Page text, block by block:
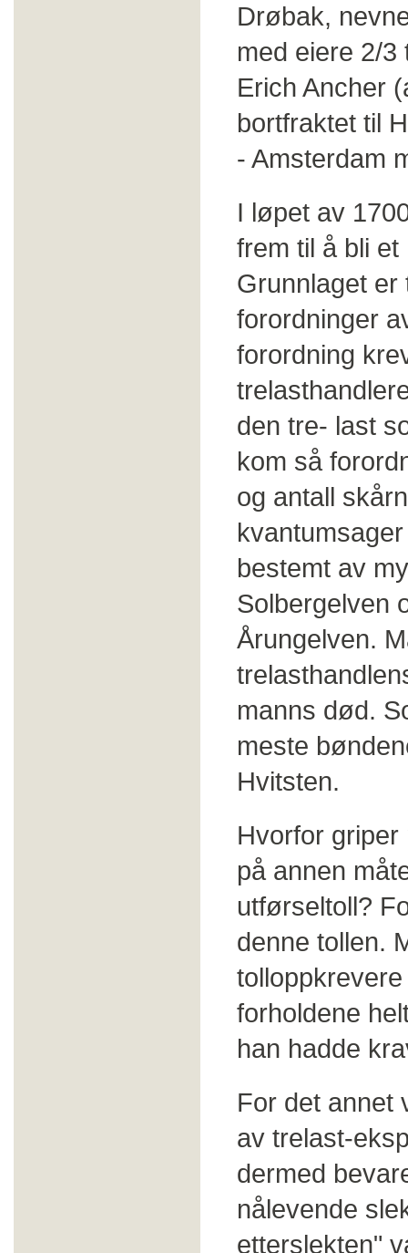
Drøbak,
med eiere 2/3
Erich Ancher
bortfraktet til
- Amsterdam
I løpet av
frem til å bli
Grunnlaget er
forordninger
forordning
den tre- last
kom så
og antall
bestemt av
Solbergelven
Årungelven.
manns død.
meste
Hvitsten.
Hvorfor griper
på annen
utførseltoll?
denne tollen.
forholdene
han hadde
For det annet
av trelast-
dermed
nålevende
etterslekten"